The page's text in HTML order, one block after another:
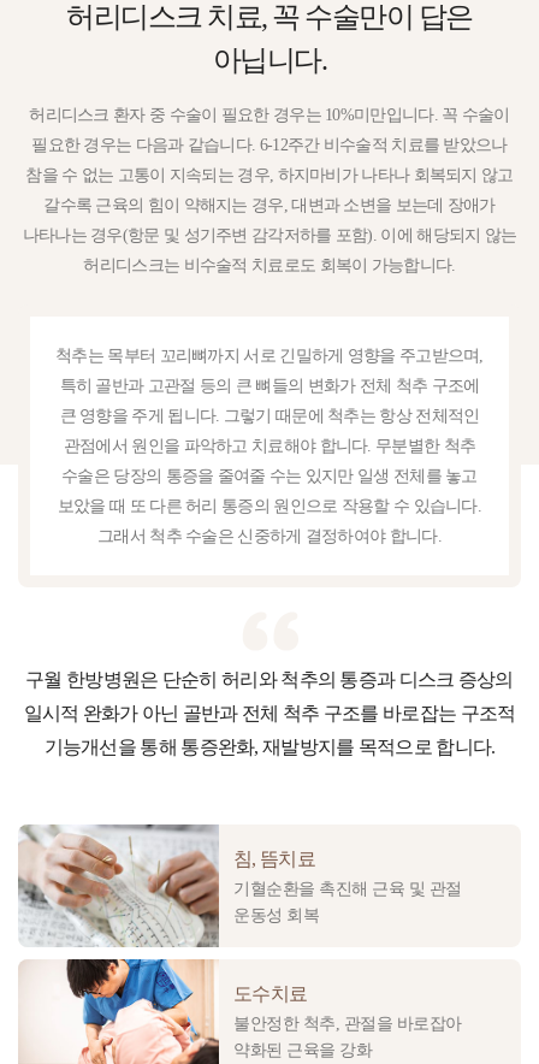
허리디스크 치료, 꼭 수술만이 답은
아닙니다.
허리디스크 환자 중 수술이 필요한 경우는 10%미만입니다. 꼭 수술이
필요한 경우는 다음과 같습니다. 6-12주간 비수술적 치료를 받았으나
참을 수 없는 고통이 지속되는 경우, 하지마비가 나타나 회복되지 않고
갈수록 근육의 힘이 약해지는 경우, 대변과 소변을 보는데 장애가
나타나는 경우(항문 및 성기주변 감각저하를 포함). 이에 해당되지 않는
허리디스크는 비수술적 치료로도 회복이 가능합니다.
척추는 목부터 꼬리뼈까지 서로 긴밀하게 영향을 주고받으며,
특히 골반과 고관절 등의 큰 뼈들의 변화가 전체 척추 구조에
큰 영향을 주게 됩니다. 그렇기 때문에 척추는 항상 전체적인
관점에서 원인을 파악하고 치료해야 합니다. 무분별한 척추
수술은 당장의 통증을 줄여줄 수는 있지만 일생 전체를 놓고
보았을 때 또 다른 허리 통증의 원인으로 작용할 수 있습니다.
그래서 척추 수술은 신중하게 결정하여야 합니다.
구월 한방병원은 단순히 허리와 척추의 통증과 디스크 증상의
일시적 완화가 아닌 골반과 전체 척추 구조를 바로잡는 구조적
기능개선을 통해 통증완화, 재발방지를 목적으로 합니다.
침, 뜸치료
기혈순환을 촉진해 근육 및 관절
운동성 회복
도수치료
불안정한 척추, 관절을 바로잡아
약화된 근육을 강화